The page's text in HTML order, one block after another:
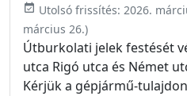
event_available Utolsó frissítés: 2026.
március 26.)
Útburkolati jelek festését
utca Rigó utca és Német
Kérjük a gépjármű-